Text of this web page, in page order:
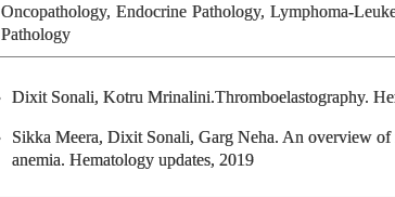
Oncopathology, Endocrine Pathology, Lymphoma-
Pathology
Dixit Sonali, Kotru Mrinalini.Thromboelastography.
Sikka Meera, Dixit Sonali, Garg Neha. An overview
anemia. Hematology updates, 2019